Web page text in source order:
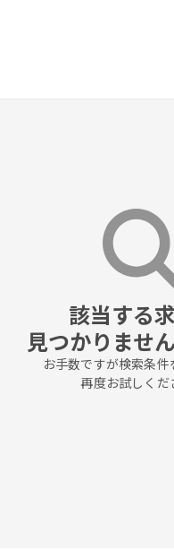
該当する
見つかりませ
お手数ですが検索条
再度お試しくだ